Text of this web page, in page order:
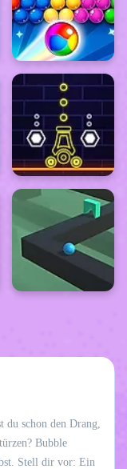
schon den Drang,
Bubble
Stell dir vor: Ein